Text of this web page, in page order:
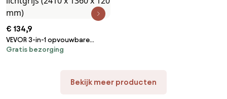
€ 134,9
VEVOR 3-in-1 opvouwbare
slaapbank met 2 kussens en
traagschuim, bank voor
Gratis bezorging
Bekijk meer producten